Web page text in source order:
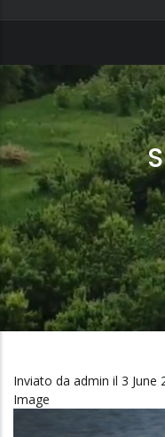
Inviato da admin il 3 June
Image